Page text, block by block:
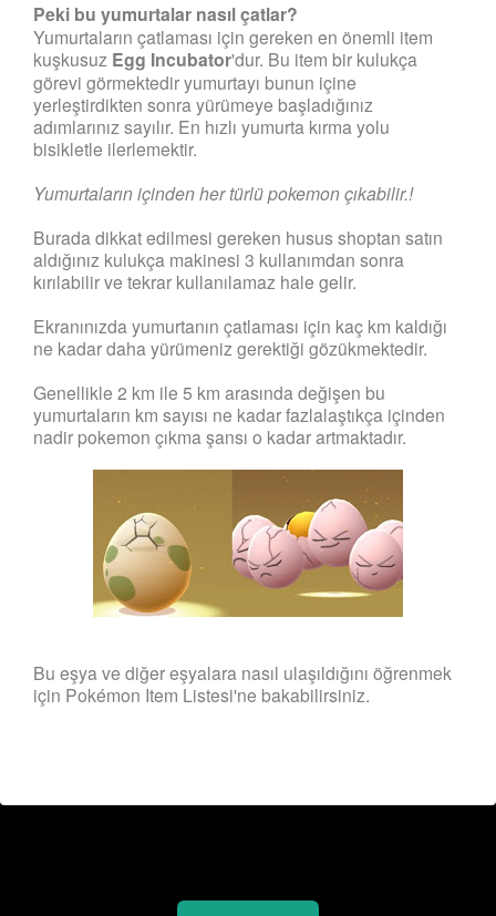
Peki bu yumurtalar nasıl çatlar?
Yumurtaların çatlaması için gereken en önemli item
kuşkusuz Egg Incubator'dur. Bu item bir kulukça
görevi görmektedir yumurtayı bunun içine
yerleştirdikten sonra yürümeye başladığınız
adımlarınız sayılır. En hızlı yumurta kırma yolu
bisikletle ilerlemektir.
Yumurtaların içinden her türlü pokemon çıkabilir.!
Burada dikkat edilmesi gereken husus shoptan satın
aldığınız kulukça makinesi 3 kullanımdan sonra
kırılabilir ve tekrar kullanılamaz hale gelir.
Ekranınızda yumurtanın çatlaması için kaç km kaldığı
ne kadar daha yürümeniz gerektiği gözükmektedir.
Genellikle 2 km ile 5 km arasında değişen bu
yumurtaların km sayısı ne kadar fazlalaştıkça içinden
nadir pokemon çıkma şansı o kadar artmaktadır.
Bu eşya ve diğer eşyalara nasıl ulaşıldığını öğrenmek
için Pokémon Item Listesi'ne bakabilirsiniz.